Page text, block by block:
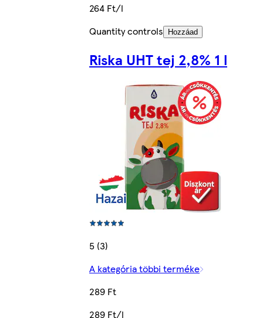
264 Ft/l
Quantity controls
Hozzáad
Riska UHT tej 2,8% 1 l
5 (3)
A kategória többi terméke
289 Ft
289 Ft/l